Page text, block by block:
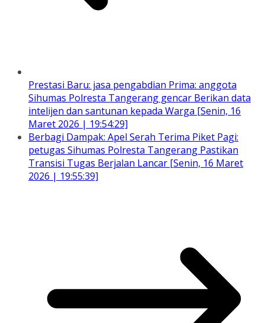
Prestasi Baru: jasa pengabdian Prima: anggota
Sihumas Polresta Tangerang gencar Berikan data
intelijen dan santunan kepada Warga [Senin, 16
Maret 2026 | 19:54:29]
Berbagi Dampak: Apel Serah Terima Piket Pagi:
petugas Sihumas Polresta Tangerang Pastikan
Transisi Tugas Berjalan Lancar [Senin, 16 Maret
2026 | 19:55:39]